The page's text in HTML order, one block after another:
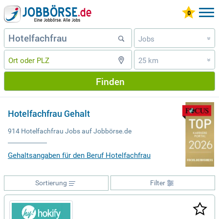
Jobs »
25 km »
Finden
Hotelfachfrau Gehalt
914 Hotelfachfrau Jobs auf Jobbörse.de
Gehaltsangaben für den Beruf Hotelfachfrau
Filter
Sortierung